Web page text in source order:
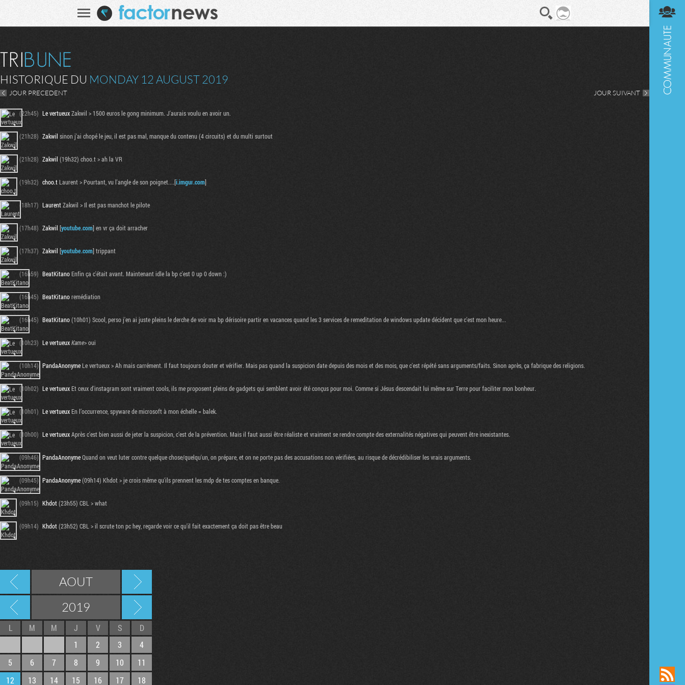
HISTORIQUE DU MONDAY 12 AUGUST 2019
JOUR PRECEDENT JOUR SUIVANT
(22h45) Le vertueuxZakwil > 1500 euros le gong minimum. J'aurais voulu en avoir un.
(21h28) Zakwil sinon j'ai chopé le jeu, il est pas mal, manque du contenu (4 circuits) et du multi surtout
(21h28) Zakwil (19h32) choo.t > ah la VR
(19h32) choo.tLaurent > Pourtant, vu l'angle de son poignet....[i.imgur.com]
(18h17) LaurentZakwil > Il est pas manchot le pilote
(17h48) Zakwil [youtube.com] en vr ça doit arracher
(17h37) Zakwil [youtube.com] trippant
(16h59) BeatKitanoEnfin ça c'était avant. Maintenant idle la bp c'est 0 up 0 down :)
(16h45) BeatKitanoremédiation
(16h45) BeatKitano(10h01) Scool, perso j'en ai juste pleins le derche de voir ma bp dérisoire partir en vacances quand les 3 services de remeditation de windows update décident que c'est mon heure...
(10h23) Le vertueuxKame> oui
(10h14) PandaAnonymeLe vertueux > Ah mais carrément. Il faut toujours douter et vérifier. Mais pas quand la suspicion date depuis des mois et des mois, que c'est répété sans arguments/faits. Sinon après, ça fabrique des religions.
(10h02) Le vertueuxEt ceux d'instagram sont vraiment cools, ils me proposent pleins de gadgets qui semblent avoir été conçus pour moi. Comme si Jésus descendait lui même sur Terre pour faciliter mon bonheur.
(10h01) Le vertueuxEn l’occurrence, spyware de microsoft à mon échelle = balek.
(10h00) Le vertueuxAprès c'est bien aussi de jeter la suspicion, c'est de la prévention. Mais il faut aussi être réaliste et vraiment se rendre compte des externalités négatives qui peuvent être inexistantes.
(09h46) PandaAnonymeQuand on veut luter contre quelque chose/quelqu'un, on prépare, et on ne porte pas des accusations non vérifiées, au risque de décrédibiliser les vrais arguments.
(09h45) PandaAnonyme(09h14) Khdot > je crois même qu'ils prennent les mdp de tes comptes en banque.
(09h15) Khdot(23h55) CBL > what
(09h14) Khdot(23h52) CBL > il scrute ton pc hey, regarde voir ce qu'il fait exactement ça doit pas être beau
AOUT
2019
L M M J V S
D
1
2 3
4
5
6 7 8 9 10
11
12
13 14 15 16 17 18